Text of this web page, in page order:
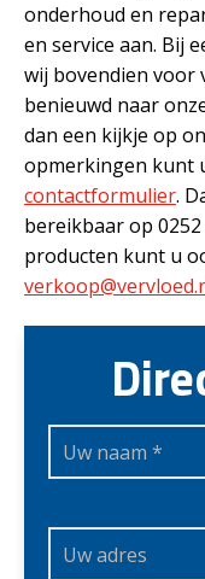
onderhoud en
en service aan. Bij
wij bovendien voor
benieuwd naar
dan een kijkje op
opmerkingen kunt
contactformulier.
bereikbaar op
producten kunt u